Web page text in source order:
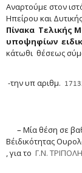
Αναρτούμε στον
Ηπείρου και
Πίνακα Τελικής
υποψηφίων
κάτωθι θέσεως
-την υπ αριθμ.
–Μία θέση σε
Β΄ειδικότητας
, για το Γ.Ν.